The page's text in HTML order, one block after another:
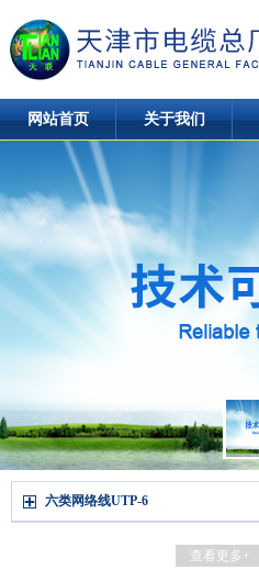
网站首页 关于我们
六类网络线UTP-6
查看更多+